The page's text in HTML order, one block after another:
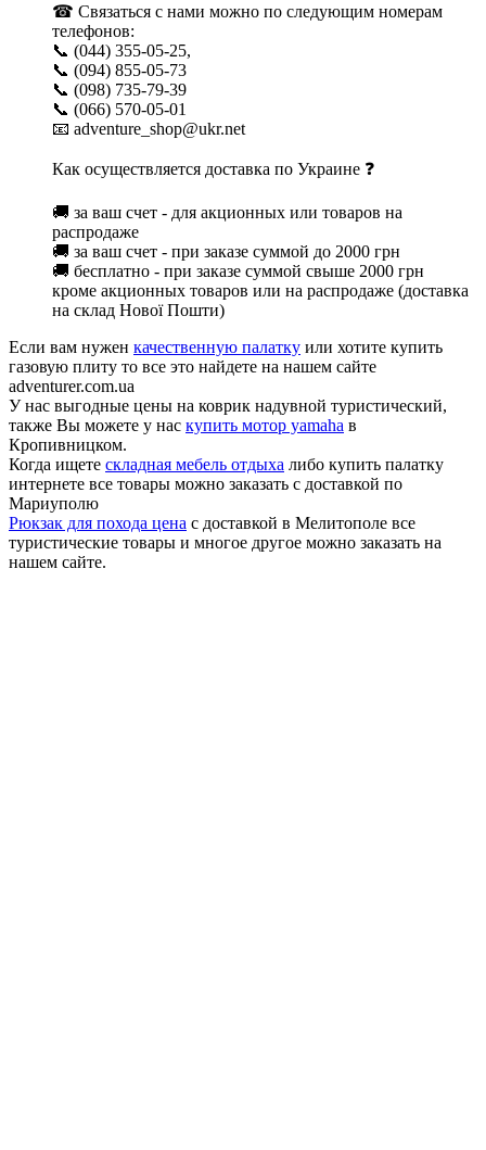
☎ Связаться с нами можно по следующим номерам
телефонов:
📞 (044) 355-05-25,
📞 (094) 855-05-73
📞 (098) 735-79-39
📞 (066) 570-05-01
📧 adventure_shop@ukr.net
Как осуществляется доставка по Украине ❓
🚚 за ваш счет - для акционных или товаров на
распродаже
🚚 за ваш счет - при заказе суммой до 2000 грн
🚚 бесплатно - при заказе суммой свыше 2000 грн
кроме акционных товаров или на распродаже (доставка
на склад Нової Пошти)
Если вам нужен качественную палатку или хотите купить
газовую плиту то все это найдете на нашем сайте
adventurer.com.ua
У нас выгодные цены на коврик надувной туристический,
также Вы можете у нас купить мотор yamaha в
Кропивницком.
Когда ищете складная мебель отдыха либо купить палатку
интернете все товары можно заказать с доставкой по
Мариуполю
Рюкзак для похода цена с доставкой в Мелитополе все
туристические товары и многое другое можно заказать на
нашем сайте.